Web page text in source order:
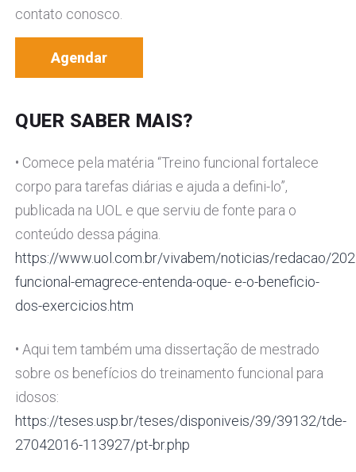
contato conosco.
Agendar
QUER SABER MAIS?
• Comece pela matéria “Treino funcional fortalece
corpo para tarefas diárias e ajuda a defini-lo”,
publicada na UOL e que serviu de fonte para o
conteúdo dessa página.
https://www.uol.com.br/vivabem/noticias/redacao/
funcional-emagrece-entenda-oque- e-o-beneficio-
dos-exercicios.htm
• Aqui tem também uma dissertação de mestrado
sobre os benefícios do treinamento funcional para
idosos:
https://teses.usp.br/teses/disponiveis/39/39132/tde-
27042016-113927/pt-br.php